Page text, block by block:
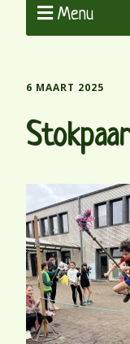
Menu
6 MAART 2025